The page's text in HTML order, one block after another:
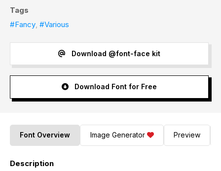
Tags
#Fancy, #Various
Download @font-face kit
Download Font for Free
Font Overview Image Generator Preview
Description